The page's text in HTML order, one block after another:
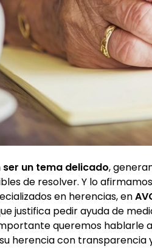
un tema delicado,
de resolver. Y lo
en herencias, en
justifica pedir ayuda de
queremos hablarle
herencia con transparencia